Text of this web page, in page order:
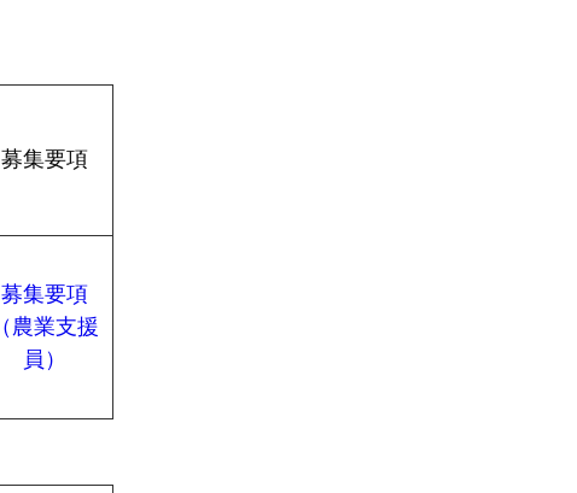
募集要項
募集要項
（農業支援
員）